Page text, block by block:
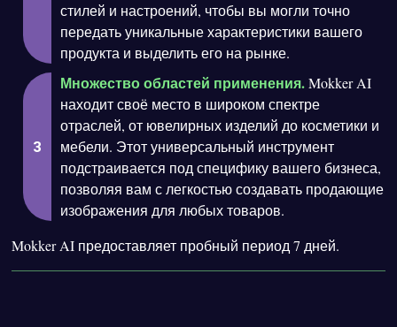
стилей и настроений, чтобы вы могли точно
передать уникальные характеристики вашего
продукта и выделить его на рынке.
Множество областей применения.Mokker AI
находит своё место в широком спектре
отраслей, от ювелирных изделий до косметики и
мебели. Этот универсальный инструмент
подстраивается под специфику вашего бизнеса,
позволяя вам с легкостью создавать продающие
изображения для любых товаров.
Mokker AI предоставляет пробный период 7 дней.